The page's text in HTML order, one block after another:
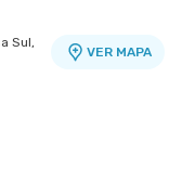
Sul,
VER MAPA